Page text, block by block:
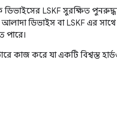
ডিভাইসের LSKF সুরক্ষিত
ডিভাইস বা LSKF এর
পারে।
কাজ করে যা একটি বিশ্বস্ত